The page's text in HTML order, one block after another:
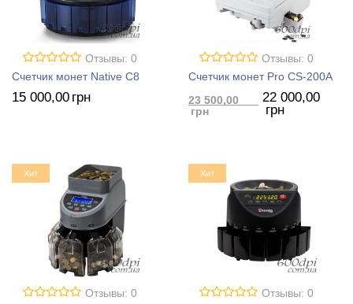
Отзывы: 0
Счетчик монет Native C8
15 000,00 грн
Отзывы: 0
Счетчик монет Pro CS-200A
23 500,00
грн
22 000,00
грн
Хит
Отзывы: 0
Хит
Отзывы: 0